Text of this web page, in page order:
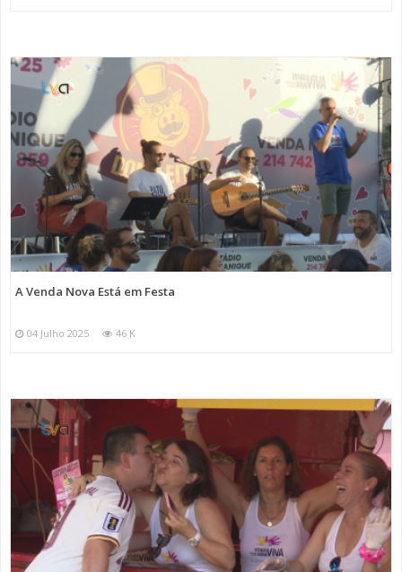
A Venda Nova Está em Festa
04 Julho 2025 46 K